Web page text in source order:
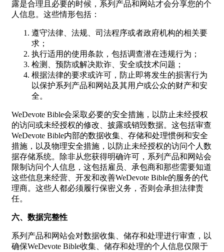
露是合理且必要的时候，系列产品和网站才会分享您的个
人信息。这些情形包括：
遵守法律、法规、司法程序或者政府机构的相关要
求；
执行适用的使用条款，包括调查潜在违规行为；
检测、预防或解决欺诈、安全或技术问题；
根据法律的要求或许可，防止即将发生的损害行为
以保护系列产品和网站及其用户或公众的财产和安
全。
WeDevote Bible会采取必要的安全措施，以防止未经授权
的访问或未经授权的修改、披露或销毁数据。这包括审查
WeDevote Bible内部的数据收集、存储和处理惯例和安全
措施，以及物理安全措施，以防止未经授权的访问个人数
据存储系统。除非从您获得明确许可，系列产品和网站会
限制访问个人信息，这包括雇员、承包商和那些需要知道
这些信息来经营、开发和改善WeDevote Bible的服务的代
理商。这些人都必须履行保密义务，否则会承担法律责
任。
六、数据完整性
系列产品和网站会对数据收集、储存和处理进行审查，以
确保WeDevote Bible收集、储存和处理的个人信息仅限于